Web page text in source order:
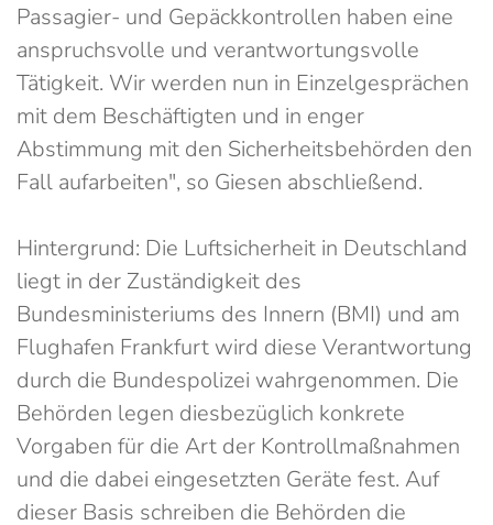
Passagier- und Gepäckkontrollen haben eine
anspruchsvolle und verantwortungsvolle
Tätigkeit. Wir werden nun in Einzelgesprächen
mit dem Beschäftigten und in enger
Abstimmung mit den Sicherheitsbehörden den
Fall aufarbeiten", so Giesen abschließend.
Hintergrund: Die Luftsicherheit in Deutschland
liegt in der Zuständigkeit des
Bundesministeriums des Innern (BMI) und am
Flughafen Frankfurt wird diese Verantwortung
durch die Bundespolizei wahrgenommen. Die
Behörden legen diesbezüglich konkrete
Vorgaben für die Art der Kontrollmaßnahmen
und die dabei eingesetzten Geräte fest. Auf
dieser Basis schreiben die Behörden die